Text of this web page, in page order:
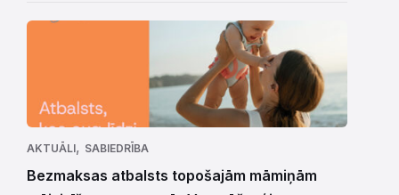
AKTUĀLI, SABIEDRĪBA
Bezmaksas atbalsts topošajām māmiņām